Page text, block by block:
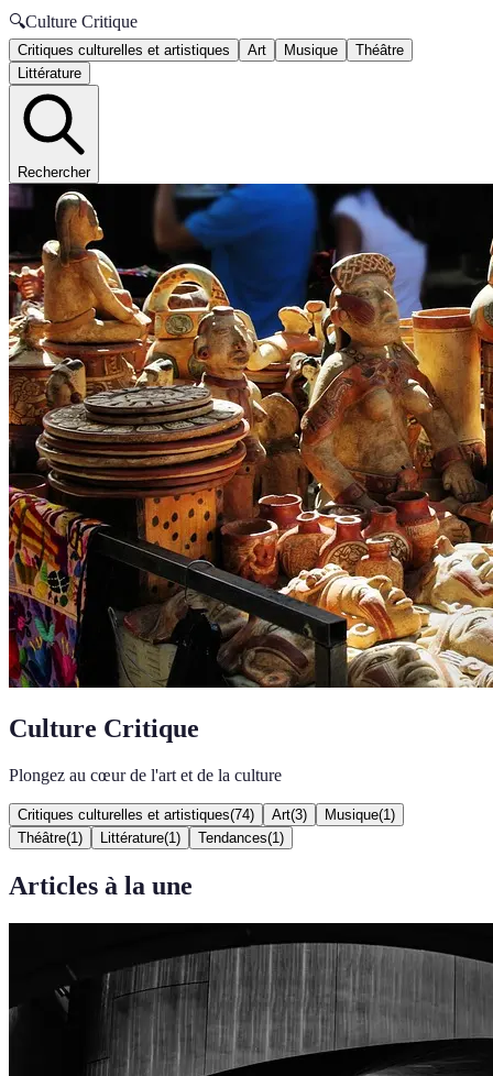
🔍Culture Critique
Critiques culturelles et artistiques Art Musique
Théâtre
Littérature
Rechercher
Culture Critique
Plongez au cœur de l'art et de la culture
Critiques culturelles et artistiques(74) Art(3) Musique(1 )
Théâtre(1 ) Littérature(1 ) Tendances(1 )
Articles à la une